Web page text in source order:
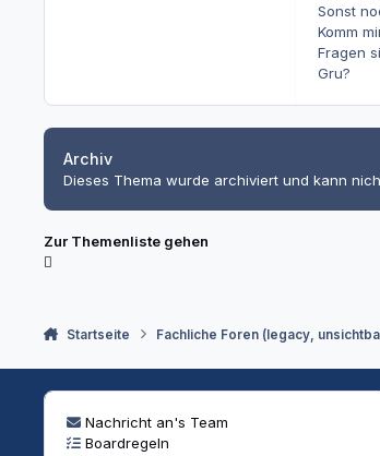
Sonst
Komm
Fragen
Gru?
Archiv
Dieses Thema wurde archiviert und kann
Zur Themenliste gehen
Startseite Fachliche Foren (legacy,
Nachricht an's Team
Boardregeln